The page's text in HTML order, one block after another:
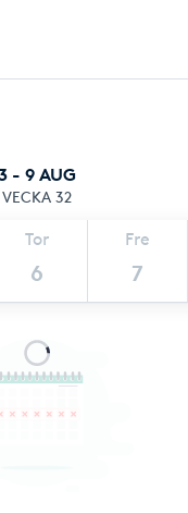
- 9 AUG
VECKA 32
Tor
6
Fre
7